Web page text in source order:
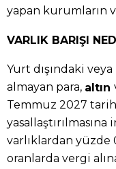
yapan kurumların
VARLIK BARIŞI
Yurt dışındaki
almayan para, altın
Temmuz 2027
varlıklardan yüzde
oranlarda vergi